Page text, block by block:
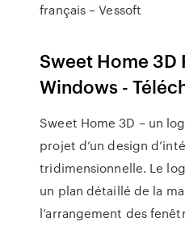
français – Vessoft
Sweet Home 3D
Windows -
Sweet Home 3D – un
projet d’un design
tridimensionnelle. Le
un plan détaillé de la
l’arrangement des